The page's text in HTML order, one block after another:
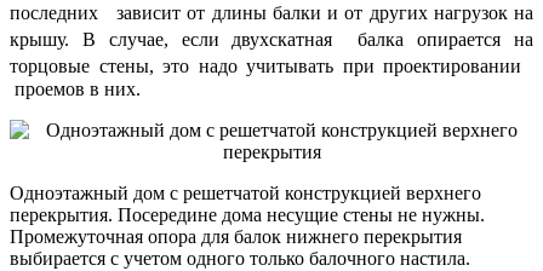
последних зависит от длины балки и от других нагрузок на
крышу. В случае, если двухскатная балка опирается на
торцовые стены, это надо учитывать при проектировании
проемов в них.
Одноэтажный дом с решетчатой конструкцией верхнего
перекрытия. Посередине дома несущие стены не нужны.
Промежуточная опора для балок нижнего перекрытия
выбирается с учетом одного только балочного настила.